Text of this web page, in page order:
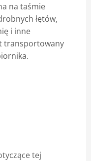
na taśmie
łętów,
i inne
transportowany
tej